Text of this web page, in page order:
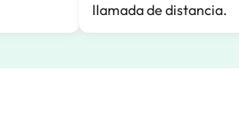
llamada de distancia.